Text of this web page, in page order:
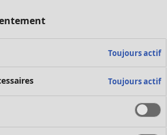
Toujours actif
Toujours actif